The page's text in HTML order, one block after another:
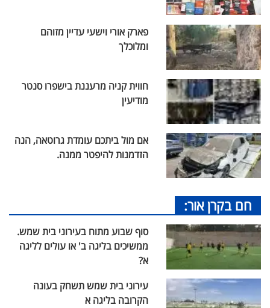
פארק אורי וישעי עדיין מזוהם
ומלוכלך
חווית קניה מרעננת בישפרו סנטר
מודיעין
אם מול ביתכם עומדת גרוטאה, הנה
הזדמנות להיפטר ממנה.
חם בקרן אור:
סוף שבוע מתוח בעירוני בית שמש.
ממשיכים בליגה ב' או עולים לליגה
א?
עירוני בית שמש תשחק בעונה
הקרובה בליגה א